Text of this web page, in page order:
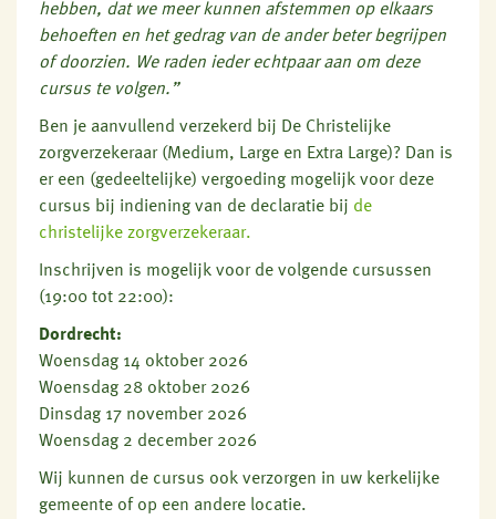
hebben, dat we meer kunnen afstemmen op elkaars
behoeften en het gedrag van de ander beter begrijpen
of doorzien. We raden ieder echtpaar aan om deze
cursus te volgen.”
Ben je aanvullend verzekerd bij De Christelijke
zorgverzekeraar (Medium, Large en Extra Large)? Dan is
er een (gedeeltelijke) vergoeding mogelijk voor deze
cursus bij indiening van de declaratie bij de
christelijke zorgverzekeraar.
Inschrijven is mogelijk voor de volgende cursussen
(19:00 tot 22:00):
Dordrecht:
Woensdag 14 oktober 2026
Woensdag 28 oktober 2026
Dinsdag 17 november 2026
Woensdag 2 december 2026
Wij kunnen de cursus ook verzorgen in uw kerkelijke
gemeente of op een andere locatie.